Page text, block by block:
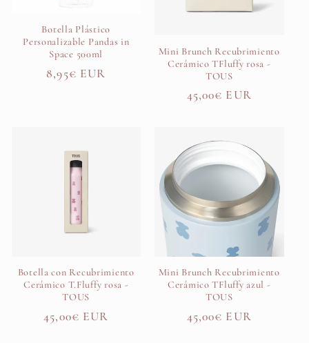
Botella Plástico
Personalizable Pandas in
Space 500ml
Precio
8,95€ EUR
Mini Brunch Recubrimiento
Cerámico TFluffy rosa -
TOUS
Precio
45,00€ EUR
Botella con Recubrimiento
Cerámico T.Fluffy rosa -
TOUS
Precio
45,00€ EUR
Mini Brunch Recubrimiento
Cerámico TFluffy azul -
TOUS
Precio
45,00€ EUR